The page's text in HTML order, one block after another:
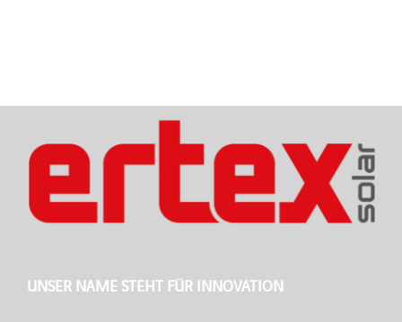
UNSER NAME STEHT FÜR INNOVATION